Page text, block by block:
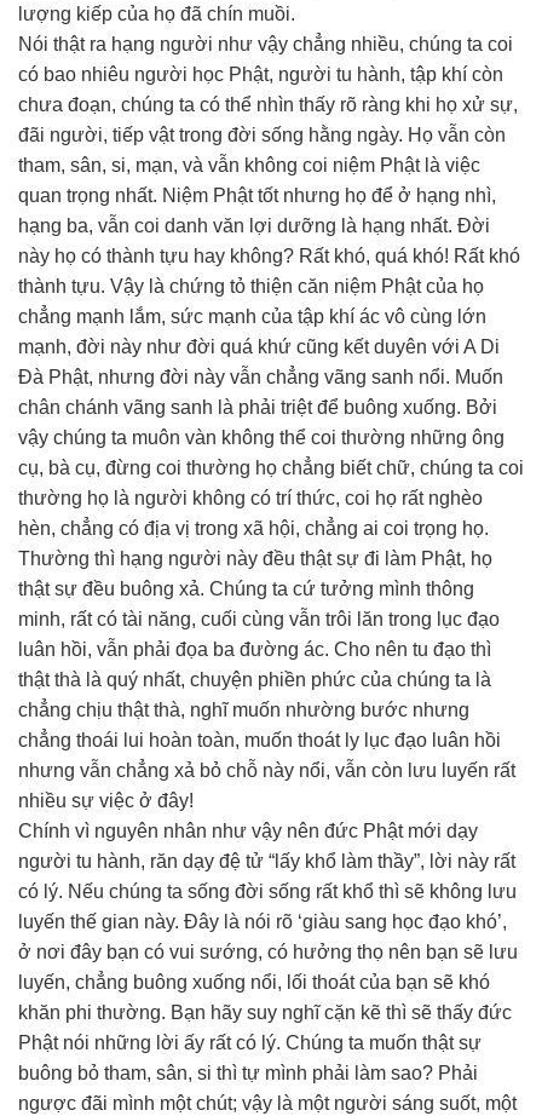
lượng kiếp của họ đã chín muồi.
Nói thật ra hạng người như vậy chẳng nhiều, chúng ta coi
có bao nhiêu người học Phật, người tu hành, tập khí còn
chưa đoạn, chúng ta có thể nhìn thấy rõ ràng khi họ xử sự,
đãi người, tiếp vật trong đời sống hằng ngày. Họ vẫn còn
tham, sân, si, mạn, và vẫn không coi niệm Phật là việc
quan trọng nhất. Niệm Phật tốt nhưng họ để ở hạng nhì,
hạng ba, vẫn coi danh văn lợi dưỡng là hạng nhất. Đời
này họ có thành tựu hay không? Rất khó, quá khó! Rất khó
thành tựu. Vậy là chứng tỏ thiện căn niệm Phật của họ
chẳng mạnh lắm, sức mạnh của tập khí ác vô cùng lớn
mạnh, đời này như đời quá khứ cũng kết duyên với A Di
Đà Phật, nhưng đời này vẫn chẳng vãng sanh nổi. Muốn
chân chánh vãng sanh là phải triệt để buông xuống. Bởi
vậy chúng ta muôn vàn không thể coi thường những ông
cụ, bà cụ, đừng coi thường họ chẳng biết chữ, chúng ta coi
thường họ là người không có trí thức, coi họ rất nghèo
hèn, chẳng có địa vị trong xã hội, chẳng ai coi trọng họ.
Thường thì hạng người này đều thật sự đi làm Phật, họ
thật sự đều buông xả. Chúng ta cứ tưởng mình thông
minh, rất có tài năng, cuối cùng vẫn trôi lăn trong lục đạo
luân hồi, vẫn phải đọa ba đường ác. Cho nên tu đạo thì
thật thà là quý nhất, chuyện phiền phức của chúng ta là
chẳng chịu thật thà, nghĩ muốn nhường bước nhưng
chẳng thoái lui hoàn toàn, muốn thoát ly lục đạo luân hồi
nhưng vẫn chẳng xả bỏ chỗ này nổi, vẫn còn lưu luyến rất
nhiều sự việc ở đây!
Chính vì nguyên nhân như vậy nên đức Phật mới dạy
người tu hành, răn dạy đệ tử “lấy khổ làm thầy”, lời này rất
có lý. Nếu chúng ta sống đời sống rất khổ thì sẽ không lưu
luyến thế gian này. Đây là nói rõ ‘giàu sang học đạo khó’,
ở nơi đây bạn có vui sướng, có hưởng thọ nên bạn sẽ lưu
luyến, chẳng buông xuống nổi, lối thoát của bạn sẽ khó
khăn phi thường. Bạn hãy suy nghĩ cặn kẽ thì sẽ thấy đức
Phật nói những lời ấy rất có lý. Chúng ta muốn thật sự
buông bỏ tham, sân, si thì tự mình phải làm sao? Phải
ngược đãi mình một chút; vậy là một người sáng suốt, một